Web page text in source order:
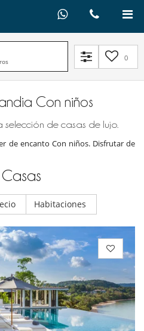
0
Con niños
selección de casas de lujo.
de encanto Con niños. Disfrutar de
Casas
Habitaciones